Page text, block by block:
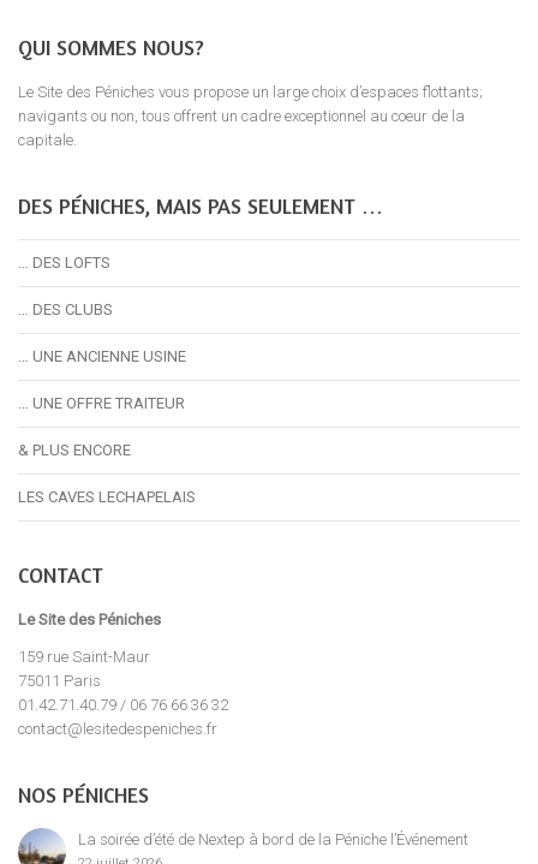
QUI SOMMES NOUS?
Le Site des Péniches vous propose un large choix d’espaces flottants;
navigants ou non, tous offrent un cadre exceptionnel au coeur de la
capitale.
DES PÉNICHES, MAIS PAS SEULEMENT …
… DES LOFTS
… DES CLUBS
… UNE ANCIENNE USINE
… UNE OFFRE TRAITEUR
& PLUS ENCORE
LES CAVES LECHAPELAIS
CONTACT
Le Site des Péniches
159 rue Saint-Maur
75011 Paris
01.42.71.40.79 / 06 76 66 36 32
contact@lesitedespeniches.fr
NOS PÉNICHES
La soirée d’été de Nextep à bord de la Péniche l’Événement